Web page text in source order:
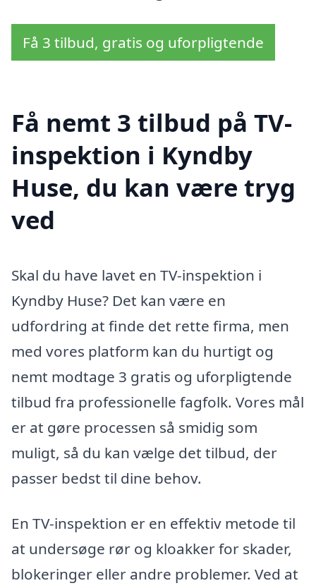
Få 3 tilbud, gratis og uforpligtende
Få nemt 3 tilbud på TV-
inspektion i Kyndby
Huse, du kan være tryg
ved
Skal du have lavet en TV-inspektion i
Kyndby Huse? Det kan være en
udfordring at finde det rette firma, men
med vores platform kan du hurtigt og
nemt modtage 3 gratis og uforpligtende
tilbud fra professionelle fagfolk. Vores mål
er at gøre processen så smidig som
muligt, så du kan vælge det tilbud, der
passer bedst til dine behov.
En TV-inspektion er en effektiv metode til
at undersøge rør og kloakker for skader,
blokeringer eller andre problemer. Ved at